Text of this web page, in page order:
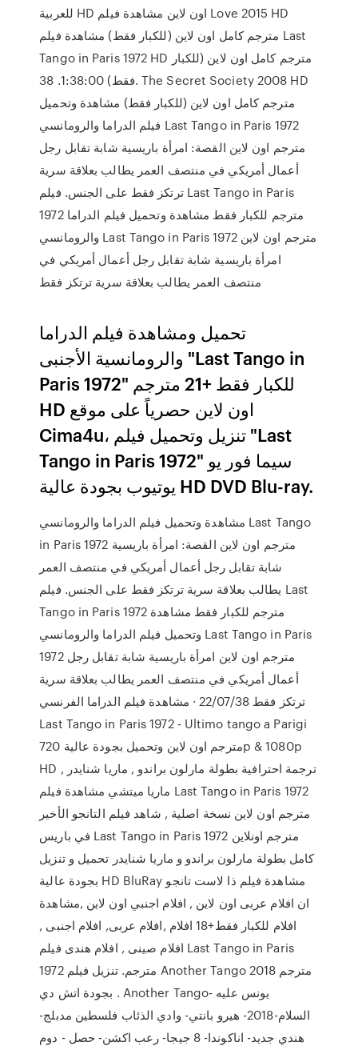
للعربية HD اون لاين مشاهدة فيلم Love 2015 HD
مترجم كامل اون لاين (للكبار فقط) مشاهدة فيلم Last
Tango in Paris 1972 HD مترجم كامل اون لاين (للكبار
فقط) 1:38:00. 38. The Secret Society 2008 HD
مترجم كامل اون لاين (للكبار فقط) مشاهدة وتحميل
فيلم الدراما والرومانسي Last Tango in Paris 1972
مترجم اون لاين القصة: امرأة باريسية شابة تقابل رجل
أعمال أمريكي في منتصف العمر يطالب بعلاقة سرية
ترتكز فقط على الجنس. فيلم Last Tango in Paris
1972 مترجم للكبار فقط مشاهدة وتحميل فيلم الدراما
والرومانسي Last Tango in Paris 1972 مترجم اون لاين
امرأة باريسية شابة تقابل رجل أعمال أمريكي في
منتصف العمر يطالب بعلاقة سرية ترتكز فقط
تحميل ومشاهدة فيلم الدراما
والرومانسية الأجنبى "Last Tango in
Paris 1972" للكبار فقط +21 مترجم
HD اون لاين حصرياً على موقع
Cima4u، تنزيل وتحميل فيلم "Last
Tango in Paris 1972" سيما فور يو
يوتيوب بجودة عالية HD DVD Blu-ray.
مشاهدة وتحميل فيلم الدراما والرومانسي Last Tango
in Paris 1972 مترجم اون لاين القصة: امرأة باريسية
شابة تقابل رجل أعمال أمريكي في منتصف العمر
يطالب بعلاقة سرية ترتكز فقط على الجنس. فيلم Last
Tango in Paris 1972 مترجم للكبار فقط مشاهدة
وتحميل فيلم الدراما والرومانسي Last Tango in Paris
1972 مترجم اون لاين امرأة باريسية شابة تقابل رجل
أعمال أمريكي في منتصف العمر يطالب بعلاقة سرية
ترتكز فقط 22/07/38 · مشاهدة فيلم الدراما الفرنسي
Last Tango in Paris 1972 - Ultimo tango a Parigi
مترجم اون لاين وتحميل بجودة عالية 720p & 1080p
HD ترجمة احترافية بطولة مارلون براندو , ماريا شنايدر ,
ماريا ميتشي مشاهدة فيلم Last Tango in Paris 1972
مترجم اون لاين نسخة اصلية , شاهد فيلم التانجو الأخير
في باريس Last Tango in Paris 1972 مترجم اونلاين
كامل بطولة مارلون براندو و ماريا شنايدر تحميل و تنزيل
بجودة عالية HD BluRay مشاهدة فيلم ذا لاست تانجو
ان افلام عربى اون لاين , افلام اجنبي اون لاين ,مشاهدة
افلام للكبار فقط+18 افلام ,افلام عربى, افلام اجنبى ,
افلام صينى , افلام هندى فيلم Last Tango in Paris
1972 مترجم. تنزيل فيلم Another Tango 2018 مترجم
بجودة اتش دي . Another Tango- يونس عليه
السلام-2018- هيرو بانتي- وادي الذئاب فلسطين مدبلج-
هندي جديد- اناكوندا- 8 جيجا- رعب اكشن- حصل - دوم